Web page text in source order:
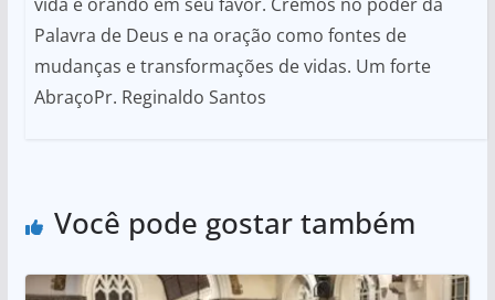
Palavra de Deus e na oração como fontes de
mudanças e transformações de vidas. Um forte
AbraçoPr. Reginaldo Santos
Você pode gostar também